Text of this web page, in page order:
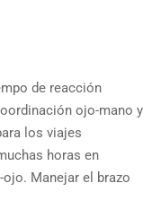
de reacción
ojo-mano y
los viajes
horas en
Manejar el brazo